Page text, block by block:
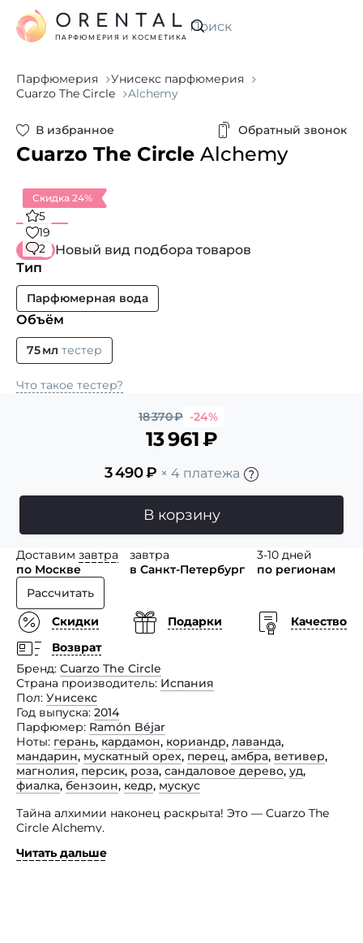
Искать
ORENTAL
ПАРФЮМЕРИЯ И КОСМЕТИКА
Парфюмерия
Унисекс парфюмерия
Cuarzo The Circle
Alchemy
В избранное Обратный звонок
Cuarzo The Circle Alchemy
Скидка 24%
5
19
2
Новый вид подбора товаров
Тип
Парфюмерная вода
Объём
75 мл тестер
Что такое тестер?
18 370₽ -24%
13 961₽
3 490₽ × 4 платежа
В корзину
Доставим завтра
по Москве
завтра
в Санкт-Петербург
3-10 дней
по регионам
Рассчитать
Скидки
Подарки
Качество
Возврат
Бренд Cuarzo The Circle
Страна производитель Испания
Пол Унисекс
Год выпуска 2014
Парфюмер Ramón Béjar
Ноты герань, кардамон, кориандр, лаванда,
мандарин, мускатный орех, перец, амбра, ветивер,
магнолия, персик, роза, сандаловое дерево, уд,
фиалка, бензоин, кедр, мускус
Тайна алхимии наконец раскрыта! Это — Cuarzo The
Circle Alchemy.
Именно с этим ароматом вы почувствуете всю мощь
Читать дальше